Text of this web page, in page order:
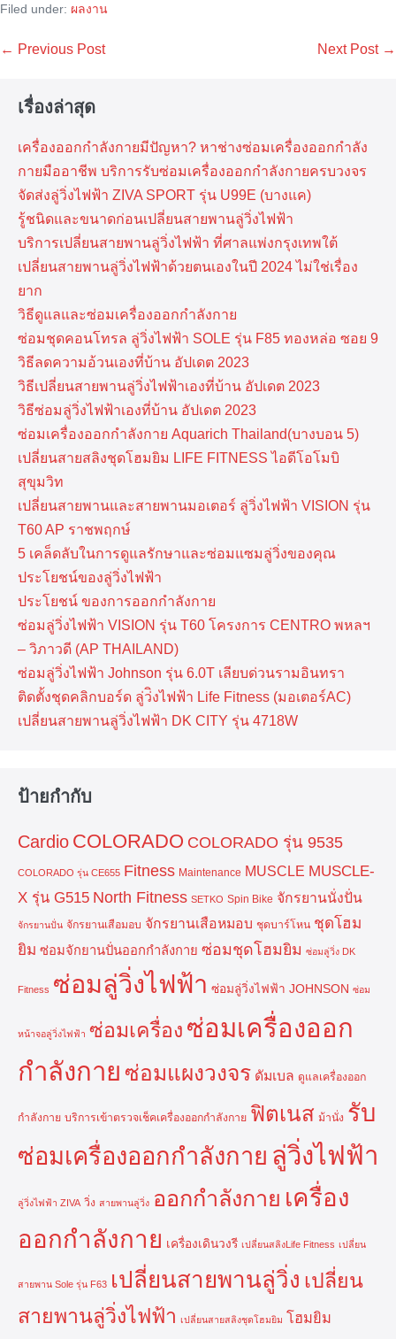
Filed under: ผลงาน
Post
← Previous Post Next Post →
เรื่องล่าสุด
เครื่องออกกำลังกายมีปัญหา? หาช่างซ่อมเครื่องออกกำลัง
กายมืออาชีพ บริการรับซ่อมเครื่องออกกำลังกายครบวงจร
จัดส่งลู่วิ่งไฟฟ้า ZIVA SPORT รุ่น U99E (บางแค)
รู้ชนิดและขนาดก่อนเปลี่ยนสายพานลู่วิ่งไฟฟ้า
บริการเปลี่ยนสายพานลู่วิ่งไฟฟ้า ที่​ศาลแพ่งกรุงเทพ​ใต้
เปลี่ยนสายพานลู่วิ่งไฟฟ้าด้วยตนเองในปี 2024 ไม่ใช่เรื่อง
ยาก
วิธีดูแลและซ่อมเครื่องออกกำลังกาย
ซ่อมชุดคอนโทรล ลู่วิ่งไฟฟ้า SOLE รุ่น F85 ทองหล่อ ซอย 9
วิธีลดความอ้วนเองที่บ้าน อัปเดต 2023
วิธีเปลี่ยนสายพานลู่วิ่งไฟฟ้าเองที่บ้าน อัปเดต 2023
วิธีซ่อมลู่วิ่งไฟฟ้าเองที่บ้าน อัปเดต 2023
ซ่อมเครื่องออกกำลังกาย Aquarich Thailand(บางบอน 5)
เปลี่ยนสายสลิงชุดโฮมยิม LIFE FITNESS ไอดีโอโมบิ
สุขุมวิท
เปลี่ยนสายพานและสายพานมอเตอร์ ลู่วิ่งไฟฟ้า VISION รุ่น
T60 AP ราชพฤกษ์
5 เคล็ดลับในการดูแลรักษาและซ่อมแซมลู่วิ่งของคุณ
ประโยชน์ของลู่วิ่งไฟฟ้า
ประโยชน์ ของการออกกำลังกาย
ซ่อมลู่วิ่งไฟฟ้า VISION รุ่น T60 โครงการ CENTRO พหลฯ
– วิภาวดี (AP THAILAND)
ซ่อมลู่วิ่งไฟฟ้า Johnson รุ่น 6.0T เลียบด่วนรามอินทรา
ติดตั้งชุดคลิกบอร์ด ลู่ว่ิงไฟฟ้า Life Fitness (มอเตอร์AC)
เปลี่ยนสายพานลู่วิ่งไฟฟ้า DK CITY รุ่น 4718W
ป้ายกำกับ
Cardio COLORADO COLORADO รุ่น 9535
COLORADO รุ่น CE655 Fitness Maintenance MUSCLE MUSCLE-
X รุ่น G515 North Fitness SETKO Spin Bike จักรยานนั่งปั่น
จักรยานปั่น จักรยานเสือมอบ จักรยานเสือหมอบ ชุดบาร์โหน ชุดโฮม
ยิม ซ่อมจักยานปั่นออกกำลังกาย ซ่อมชุดโฮมยิม ซ่อมลู่วิ่ง DK
Fitness ซ่อมลู่วิ่งไฟฟ้า ซ่อมลู่วิ่งไฟฟ้า JOHNSON ซ่อม
หน้าจอลู่วิ่งไฟฟ้า ซ่อมเครื่อง ซ่อมเครื่องออก
กำลังกาย ซ่อมแผงวงจร ดัมเบล ดูแลเครื่องออก
กำลังกาย บริการเข้าตรวจเช็คเครื่องออกกำลังกาย ฟิตเนส ม้านั่ง รับ
ซ่อมเครื่องออกกำลังกาย ลู่วิ่งไฟฟ้า
ลู่วิ่งไฟฟ้า ZIVA วิ่ง สายพานลู่วิ่ง ออกกำลังกาย เครื่อง
ออกกำลังกาย เครื่องเดินวงรี เปลี่ยนสลิงLife Fitness เปลี่ยน
สายพาน Sole รุ่น F63 เปลี่ยนสายพานลู่วิ่ง เปลี่ยน
สายพานลู่วิ่งไฟฟ้า เปลี่ยนสายสลิงชุดโฮมยิม โฮมยิม